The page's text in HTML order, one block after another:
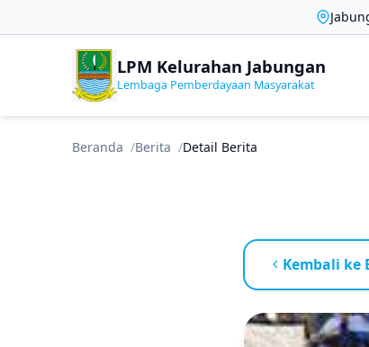
LPM Kelurahan Jabungan
Lembaga Pemberdayaan Masyarakat
Beranda Berita Detail Berita
Kembali ke